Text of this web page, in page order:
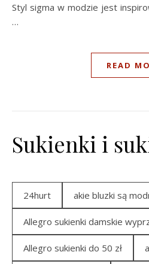
Styl sigma w modzie jest
…
READ
Sukienki i
24hurt akie bluzki są
Allegro sukienki damskie
Allegro sukienki do 50 zł